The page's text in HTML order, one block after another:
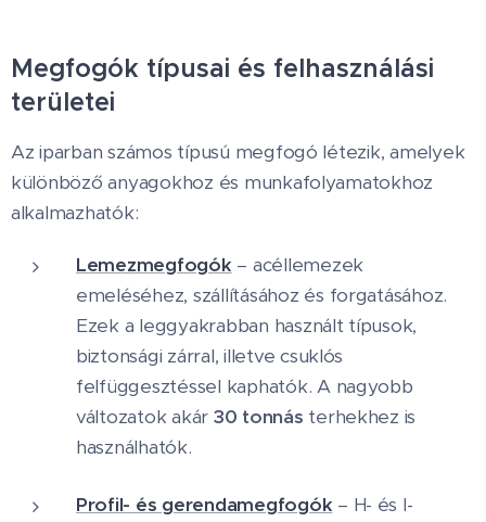
Megfogók típusai és felhasználási
területei
Az iparban számos típusú megfogó létezik, amelyek
különböző anyagokhoz és munkafolyamatokhoz
alkalmazhatók:
Lemezmegfogók – acéllemezek
emeléséhez, szállításához és forgatásához.
Ezek a leggyakrabban használt típusok,
biztonsági zárral, illetve csuklós
felfüggesztéssel kaphatók. A nagyobb
változatok akár 30 tonnás terhekhez is
használhatók.
Profil- és gerendamegfogók – H- és I-